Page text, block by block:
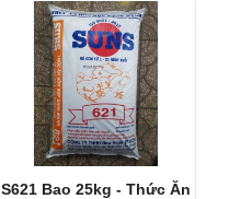
S621 Bao 25kg - Thức Ăn